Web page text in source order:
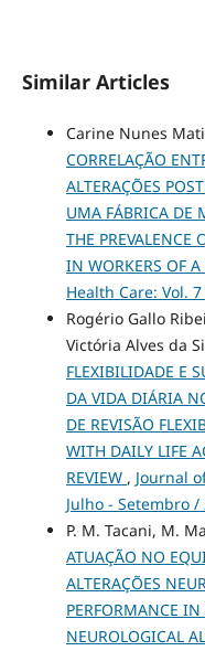
Similar Articles
Carine Nunes
CORRELAÇÃO
ALTERAÇÕES
UMA FÁBRICA DE
THE PREVALENCE
IN WORKERS OF A
Health Care: Vol.
Rogério Gallo
Victória Alves da
FLEXIBILIDADE E
DA VIDA DIÁRIA
DE REVISÃO
WITH DAILY LIFE
REVIEW , Journal
Julho - Setembro /
P. M. Tacani, M.
ATUAÇÃO NO
ALTERAÇÕES
PERFORMANCE IN
NEUROLOGICAL